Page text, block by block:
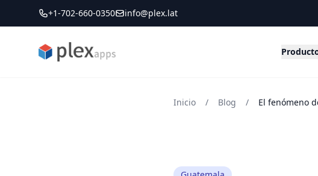
+1-702-660-0350 info@plex.lat
PLEXapps
Inicio / Blog / El fenómeno